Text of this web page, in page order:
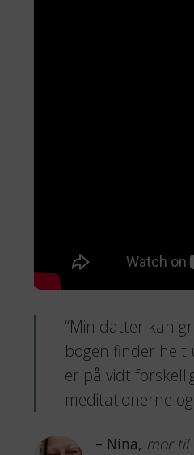
“Min datter kan
bogen finder helt
er på vidt
meditationerne
– Nina, mor til